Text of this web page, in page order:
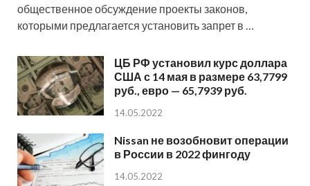
общественное обсуждение проекты законов,
которыми предлагается установить запрет в …
ЦБ РФ установил курс доллара
США с 14 мая в размере 63,7799
руб., евро — 65,7939 руб.
14.05.2022
Nissan не возобновит операции
в России в 2022 фингоду
14.05.2022